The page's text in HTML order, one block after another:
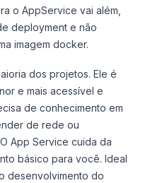
o AppService vai além,
deployment e não
imagem docker.
dos projetos. Ele é
e mais acessível e
de conhecimento em
de rede ou
App Service cuida da
básico para você. Ideal
desenvolvimento do